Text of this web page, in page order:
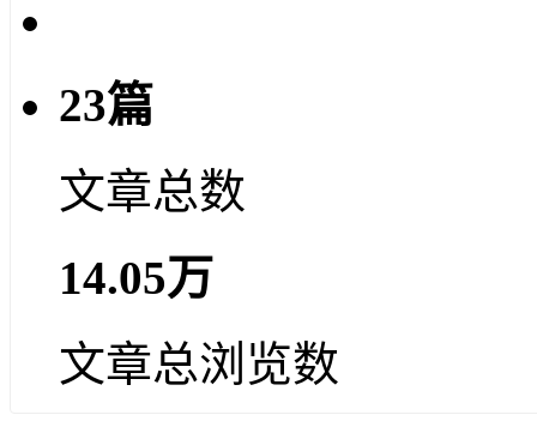
23篇
文章总数
14.05万
文章总浏览数